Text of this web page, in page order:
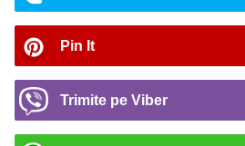
Pin It
Trimite pe Viber